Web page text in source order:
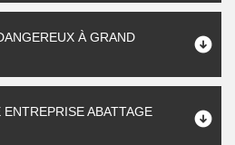
À GRAND
ABATTAGE